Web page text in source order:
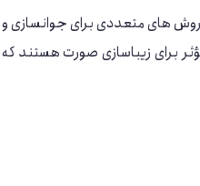
روش ‌های متعددی برای جوانسازی و
برای زیباسازی صورت هستند که